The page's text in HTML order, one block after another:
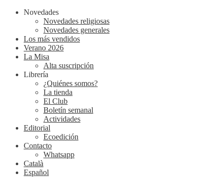
Novedades
Novedades religiosas
Novedades generales
Los más vendidos
Verano 2026
La Misa
Alta suscripción
Librería
¿Quiénes somos?
La tienda
El Club
Boletín semanal
Actividades
Editorial
Ecoedición
Contacto
Whatsapp
Català
Español